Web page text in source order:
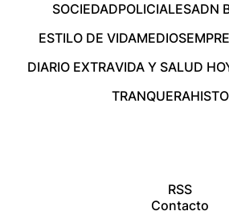
SOCIEDADPOLICIALESADN
ESTILO DE VIDAMEDIOS
DIARIO EXTRAVIDA Y SALUD
TRANQUERA
RSS
Contacto